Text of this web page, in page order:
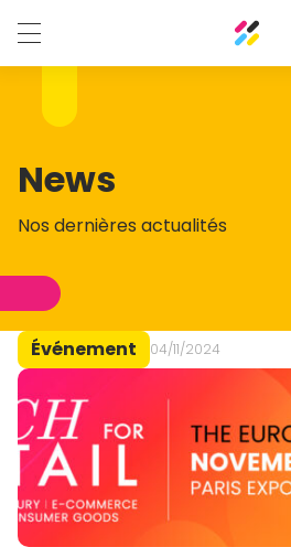
News
Nos dernières actualités
Événement 04/11/2024